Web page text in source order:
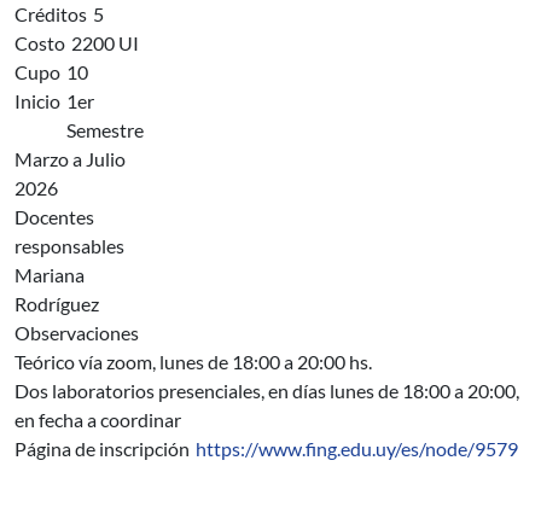
Créditos 5
Costo 2200 UI
Cupo 10
Inicio 1er
Semestre
Marzo a Julio
2026
Docentes
responsables
Mariana
Rodríguez
Observaciones
Teórico vía zoom, lunes de 18:00 a 20:00 hs.
Dos laboratorios presenciales, en días lunes de 18:00 a 20:00,
en fecha a coordinar
Página de inscripción https://www.fing.edu.uy/es/node/9579